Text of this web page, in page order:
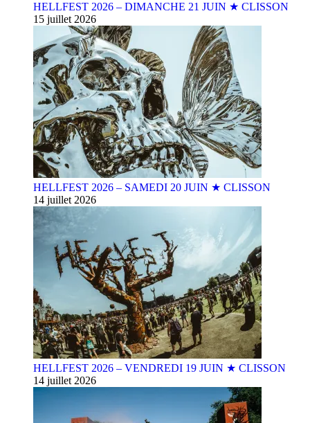
HELLFEST 2026 – DIMANCHE 21 JUIN ★ CLISSON
15 juillet 2026
HELLFEST 2026 – SAMEDI 20 JUIN ★ CLISSON
14 juillet 2026
HELLFEST 2026 – VENDREDI 19 JUIN ★ CLISSON
14 juillet 2026